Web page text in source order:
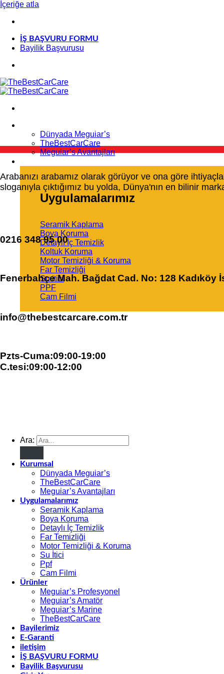
İçeriğe atla
İŞ BAŞVURU FORMU
Bayilik Başvurusu
Dünyada Meguiar’s
TheBestCarCare
Meguiar’s Avantajları
Uygulamalarımız
Seramik Kaplama
Boya Koruma
Detaylı İç Temizlik
Koltuk Koruma
Motor Temizliği & Koruma
Far Temizliği
Su itici
PPF
Cam Filmi
Arabanızı arabamız olarak görüyor ve ona göre
sloganıyla çıktığımız bu yolda, Dünya'nın en bilinir
0216 348 95 00
Fenerbahçe Mah. Bağdat Cad. No: 128 Kadıköy
info@thebestcarcare.com.tr
Pzts-Cuma:09:00-19:00
C.tesi:09:00-12:00
Ara:
Kurumsal
Dünyada Meguiar’s
TheBestCarCare
Meguiar’s Avantajları
Uygulamalarımız
Seramik Kaplama
Boya Koruma
Detaylı İç Temizlik
Far Temizliği
Motor Temizliği & Koruma
Su İtici
Ppf
Cam Filmi
Ürünler
Meguiar’s Profesyonel
Meguiar’s Amatör
Meguiar’s Marine
TheBestCarCare
Bayilerimiz
E-Garanti
iletişim
İŞ BAŞVURU FORMU
Bayilik Başvurusu